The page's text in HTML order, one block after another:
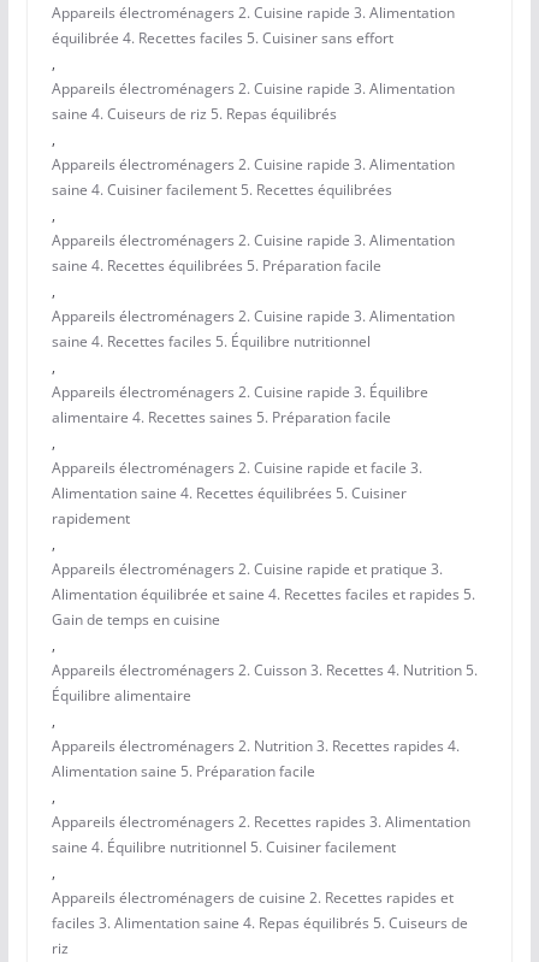
Appareils électroménagers 2. Cuisine rapide 3. Alimentation
équilibrée 4. Recettes faciles 5. Cuisiner sans effort
,
Appareils électroménagers 2. Cuisine rapide 3. Alimentation
saine 4. Cuiseurs de riz 5. Repas équilibrés
,
Appareils électroménagers 2. Cuisine rapide 3. Alimentation
saine 4. Cuisiner facilement 5. Recettes équilibrées
,
Appareils électroménagers 2. Cuisine rapide 3. Alimentation
saine 4. Recettes équilibrées 5. Préparation facile
,
Appareils électroménagers 2. Cuisine rapide 3. Alimentation
saine 4. Recettes faciles 5. Équilibre nutritionnel
,
Appareils électroménagers 2. Cuisine rapide 3. Équilibre
alimentaire 4. Recettes saines 5. Préparation facile
,
Appareils électroménagers 2. Cuisine rapide et facile 3.
Alimentation saine 4. Recettes équilibrées 5. Cuisiner
rapidement
,
Appareils électroménagers 2. Cuisine rapide et pratique 3.
Alimentation équilibrée et saine 4. Recettes faciles et rapides 5.
Gain de temps en cuisine
,
Appareils électroménagers 2. Cuisson 3. Recettes 4. Nutrition 5.
Équilibre alimentaire
,
Appareils électroménagers 2. Nutrition 3. Recettes rapides 4.
Alimentation saine 5. Préparation facile
,
Appareils électroménagers 2. Recettes rapides 3. Alimentation
saine 4. Équilibre nutritionnel 5. Cuisiner facilement
,
Appareils électroménagers de cuisine 2. Recettes rapides et
faciles 3. Alimentation saine 4. Repas équilibrés 5. Cuiseurs de
riz